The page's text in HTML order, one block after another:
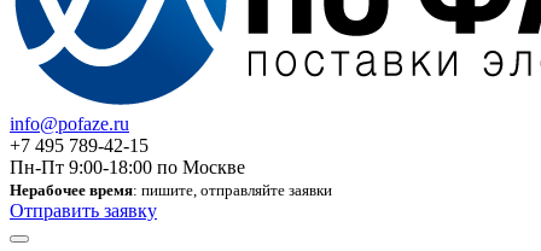
info@pofaze.ru
+7 495 789-42-15
Пн-Пт 9:00-18:00 по Москве
Нерабочее время: пишите, отправляйте заявки
Отправить заявку